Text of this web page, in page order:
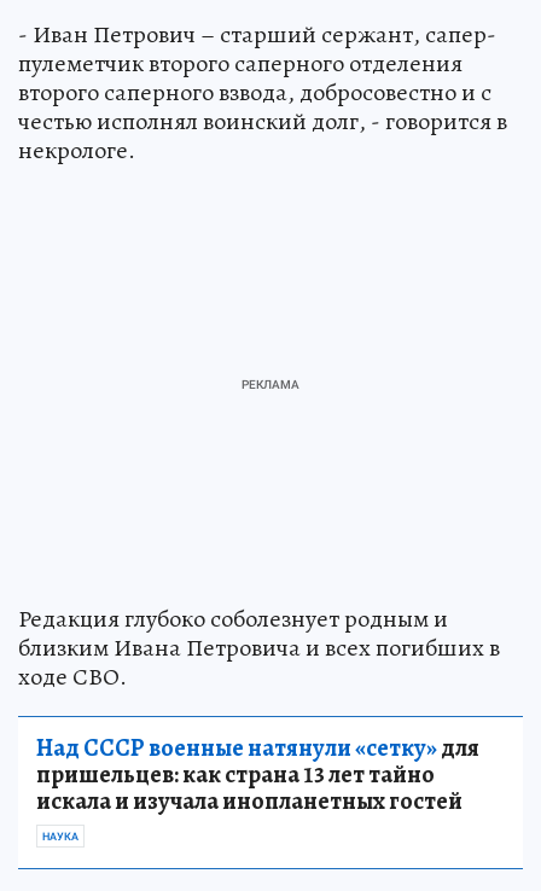
- ‎Иван Петрович – старший сержант, сапер-
пулеметчик второго саперного отделения
второго саперного взвода, добросовестно и с
честью исполнял воинский долг, - говорится в
некрологе.
Редакция глубоко соболезнует родным и
близким Ивана Петровича и всех погибших в
ходе СВО.
Над СССР военные натянули «сетку»для
пришельцев: как страна 13 лет тайно
искала и изучала инопланетных гостей
НАУКА